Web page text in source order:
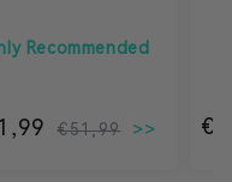
Preis
Recommended
€51,99